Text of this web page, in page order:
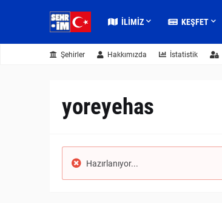
İLIMIZ KEŞFET
Şehirler Hakkımızda İstatistik
yoreyehas
Hazırlanıyor...